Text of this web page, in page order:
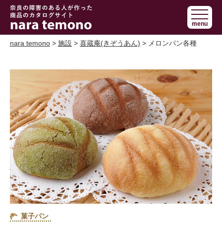
奈良で障害の
ある人の手作
り商品 nara
menu
nara temono > 施設 > 喜蔵庵(きぞうあん) > メロンパン各種
菓子パン